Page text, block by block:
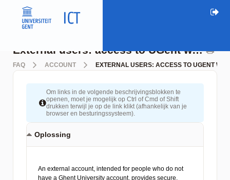
External users: access to UGent web applications
FAQ ACCOUNT EXTERNAL USERS: ACCESS TO UGENT
Om links in de volgende beschrijvingsblokken te
openen, moet je mogelijk op Ctrl of Cmd of Shift
drukken terwijl je op de link klikt (afhankelijk van je
browser en besturingssysteem).
Oplossing